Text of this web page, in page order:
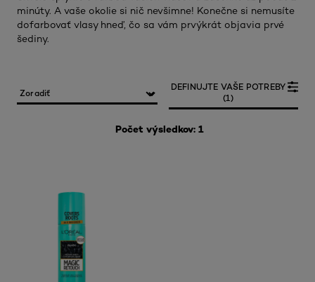
minúty. A vaše okolie si nič nevšimne! Konečne si nemusíte
dofarbovať vlasy hneď, čo sa vám prvýkrát objavia prvé
šediny.
Počet výsledkov: 1
DEFINUJTE VAŠE POTREBY
(1)